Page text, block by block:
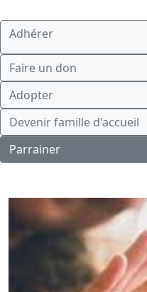
Adhérer
Faire un don
Adopter
Devenir famille d'accueil
Parrainer